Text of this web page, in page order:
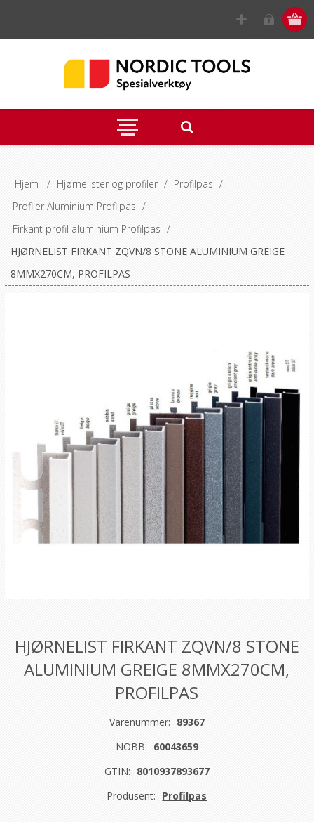
Hjem / Hjørnelister og profiler / Profilpas /
Profiler Aluminium Profilpas /
Firkant profil aluminium Profilpas /
HJØRNELIST FIRKANT ZQVN/8 STONE ALUMINIUM GREIGE
8MMX270CM, PROFILPAS
HJØRNELIST FIRKANT ZQVN/8 STONE
ALUMINIUM GREIGE 8MMX270CM,
PROFILPAS
Varenummer: 89367
NOBB: 60043659
GTIN: 8010937893677
Produsent: Profilpas